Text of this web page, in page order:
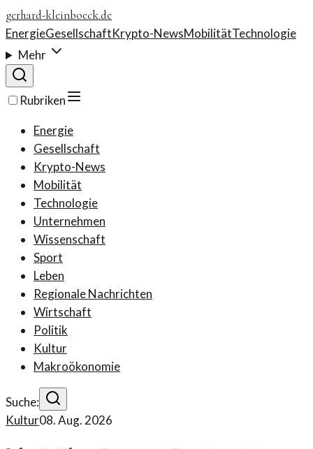
gerhard-kleinboeck.de
EnergieGesellschaftKrypto-NewsMobilitätTechnologie
Mehr
Rubriken
Energie
Gesellschaft
Krypto-News
Mobilität
Technologie
Unternehmen
Wissenschaft
Sport
Leben
Regionale Nachrichten
Wirtschaft
Politik
Kultur
Makroökonomie
Suche:
Kultur08. Aug. 2026